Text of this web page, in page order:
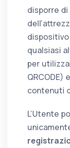
disporre
qualsiasi
per
QRCODE)
contenuti
L’Utente